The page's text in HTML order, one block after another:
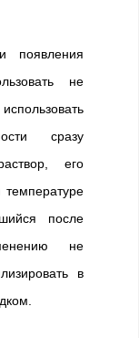
появления
не
сразу
его
после
не
в